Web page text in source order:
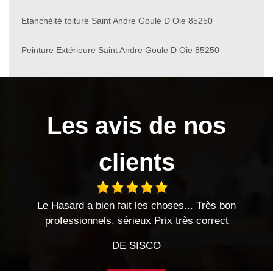
Etanchéité toiture Saint Andre Goule D Oie 85250
Peinture Extérieure Saint Andre Goule D Oie 85250
Les avis de nos
clients
Très bon
Entreprise sérieuse très satisfaite des
Entreprise à l'écoute et très réactive je